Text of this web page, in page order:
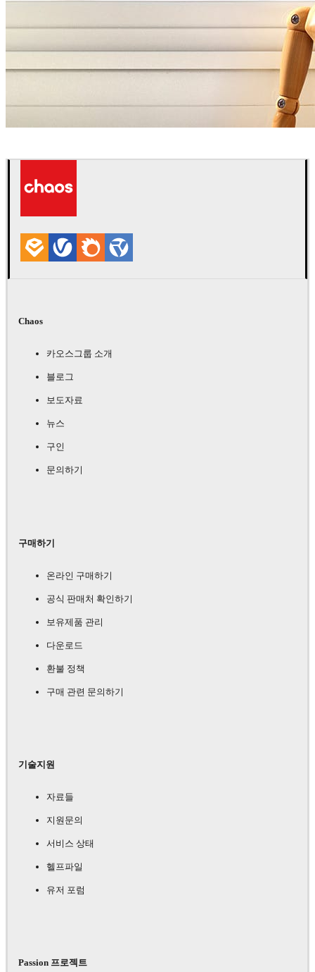
Chaos
카오스그룹 소개
블로그
보도자료
뉴스
구인
문의하기
구매하기
온라인 구매하기
공식 판매처 확인하기
보유제품 관리
다운로드
환불 정책
구매 관련 문의하기
기술지원
자료들
지원문의
서비스 상태
헬프파일
유저 포럼
Passion 프로젝트